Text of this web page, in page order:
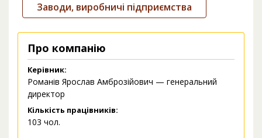
Заводи, виробничі підприємства
Про компанію
Керівник:
Романів Ярослав Амброзійович — генеральний
директор
Кількість працівників:
103 чол.